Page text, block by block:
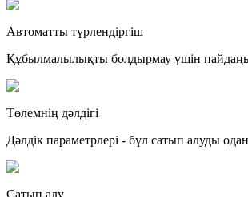
Автоматты түрлендіргіш
Құбылмалылықты болдырмау үшін
Төлемнің дәлдігі
Дәлдік параметрлері - бұл сатып алуды одан